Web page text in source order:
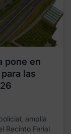
pone en
las
amplía
Recinto Ferial